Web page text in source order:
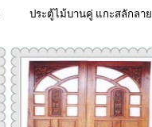
ประตู้ไม้บานคู่ แกะสลักลาย